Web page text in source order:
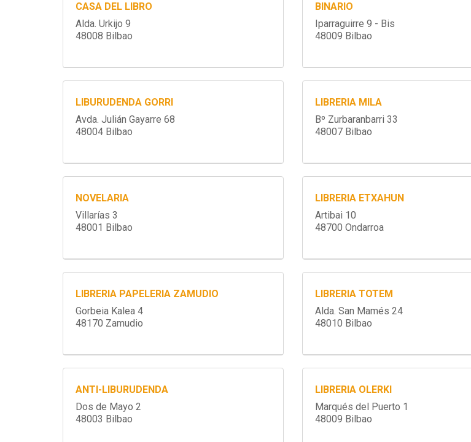
CASA DEL LIBRO
Alda. Urkijo 9
48008 Bilbao
BINARIO
Iparraguirre 9 - Bis
48009 Bilbao
LIBURUDENDA GORRI
Avda. Julián Gayarre 68
48004 Bilbao
LIBRERIA MILA
Bº Zurbaranbarri 33
48007 Bilbao
NOVELARIA
Villarías 3
48001 Bilbao
LIBRERIA ETXAHUN
Artibai 10
48700 Ondarroa
LIBRERIA PAPELERIA ZAMUDIO
Gorbeia Kalea 4
48170 Zamudio
LIBRERIA TOTEM
Alda. San Mamés 24
48010 Bilbao
ANTI-LIBURUDENDA
Dos de Mayo 2
48003 Bilbao
LIBRERIA OLERKI
Marqués del Puerto 1
48009 Bilbao